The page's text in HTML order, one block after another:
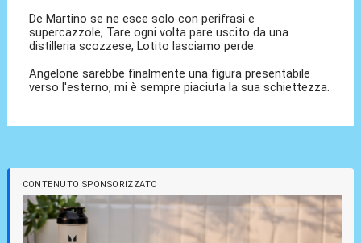
De Martino se ne esce solo con perifrasi e
supercazzole, Tare ogni volta pare uscito da una
distilleria scozzese, Lotito lasciamo perde.
Angelone sarebbe finalmente una figura presentabile
verso l'esterno, mi è sempre piaciuta la sua schiettezza.
CONTENUTO SPONSORIZZATO